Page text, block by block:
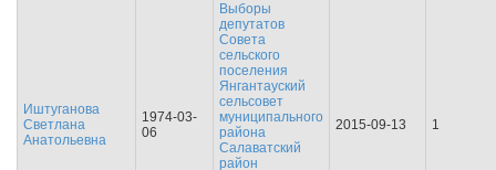
Иштуганова
Светлана
Анатольевна
1974-03-
06
Выборы
депутатов
Совета
сельского
поселения
Янгантауский
сельсовет
муниципального
района
Салаватский
район
2015-09-13 1